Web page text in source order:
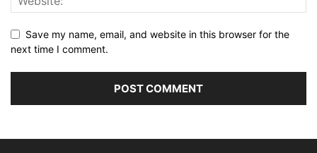
Save my name, email, and website in this browser for the
next time I comment.